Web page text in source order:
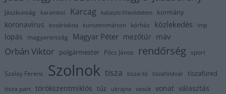
Jászkunság karambol Karcag katasztrófavédelem kormány
koronavírus kosárlabda kunszentmárton kórház közlekedés lmp
lopás magyarország Magyar Péter mezőtúr máv
Orbán Viktor polgármester Pócs János rendőrség sport
Szalay Ferenc Szolnok tisza tisza-tó tiszaföldvár tiszafüred
tisza part törökszentmiklós tűz ukrajna vasút vonat választás